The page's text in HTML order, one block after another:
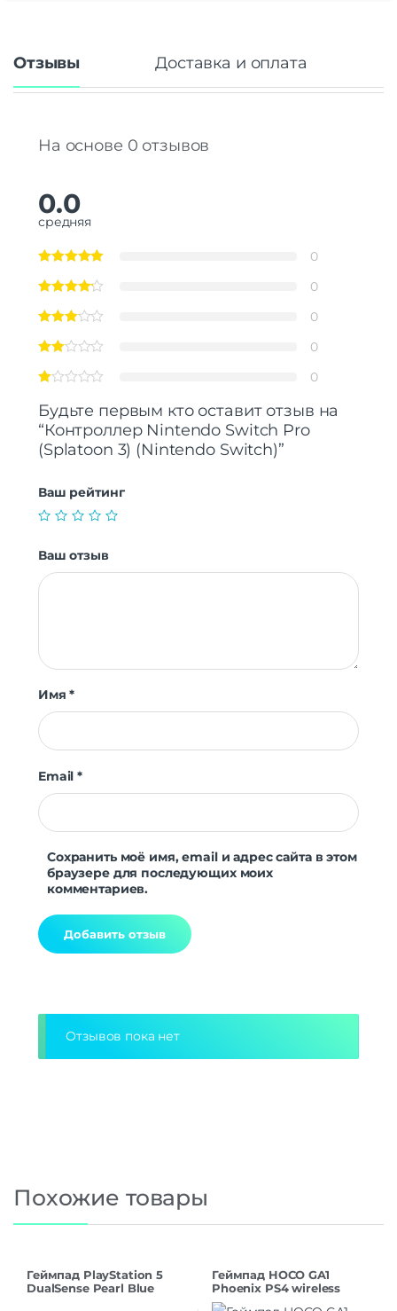
Радиус действия
Дополнительно
Регулируемость/
Настраиваемость
Настраиваемые кнопки
Отзывы Доставка и оплата
На основе 0 отзывов
0.0
средняя
0
0
0
0
0
Будьте первым кто оставит отзыв на
“Контроллер Nintendo Switch Pro
(Splatoon 3) (Nintendo Switch)”
Ваш рейтинг
Ваш отзыв
Имя*
Email*
Сохранить моё имя, email и адрес сайта в этом
браузере для последующих моих
комментариев.
Отзывов пока нет
Похожие товары
Геймпад PlayStation 5
DualSense Pearl Blue
Геймпад HOCO GA1
Phoenix PS4 wireless
game controller white